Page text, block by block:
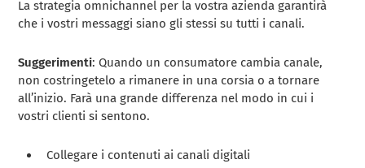
La strategia omnichannel per la vostra azienda garantirà
che i vostri messaggi siano gli stessi su tutti i canali.
Suggerimenti: Quando un consumatore cambia canale,
non costringetelo a rimanere in una corsia o a tornare
all’inizio. Farà una grande differenza nel modo in cui i
vostri clienti si sentono.
Collegare i contenuti ai canali digitali